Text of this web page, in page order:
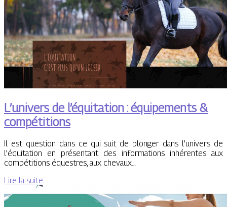
L’univers de l’équitation : équipements &
compétitions
Il est question dans ce qui suit de plonger dans l’univers de
l’équitation en présentant des informations inhérentes aux
compétitions équestres, aux chevaux…
Lire la suite